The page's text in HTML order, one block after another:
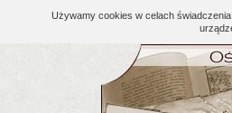
Używamy cookies w celach